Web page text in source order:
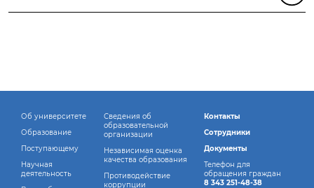
Об университете
Образование
Поступающему
Научная
деятельность
Сведения об
образовательной
организации
Независимая оценка
качества образования
Противодействие
коррупции
Контакты
Сотрудники
Документы
Телефон для
обращения граждан
8 343 251-48-38